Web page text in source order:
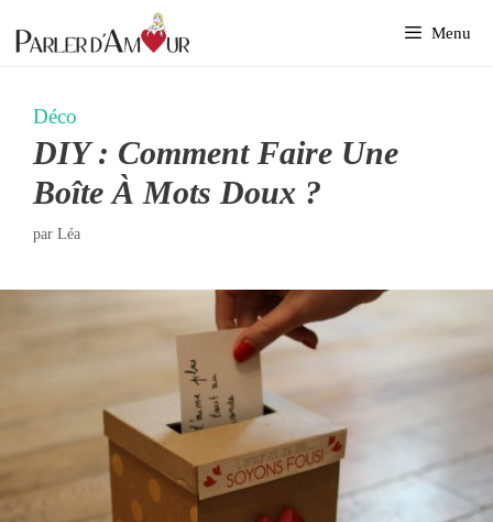
au
Menu
Déco
DIY : Comment Faire Une
Boîte À Mots Doux ?
par Léa